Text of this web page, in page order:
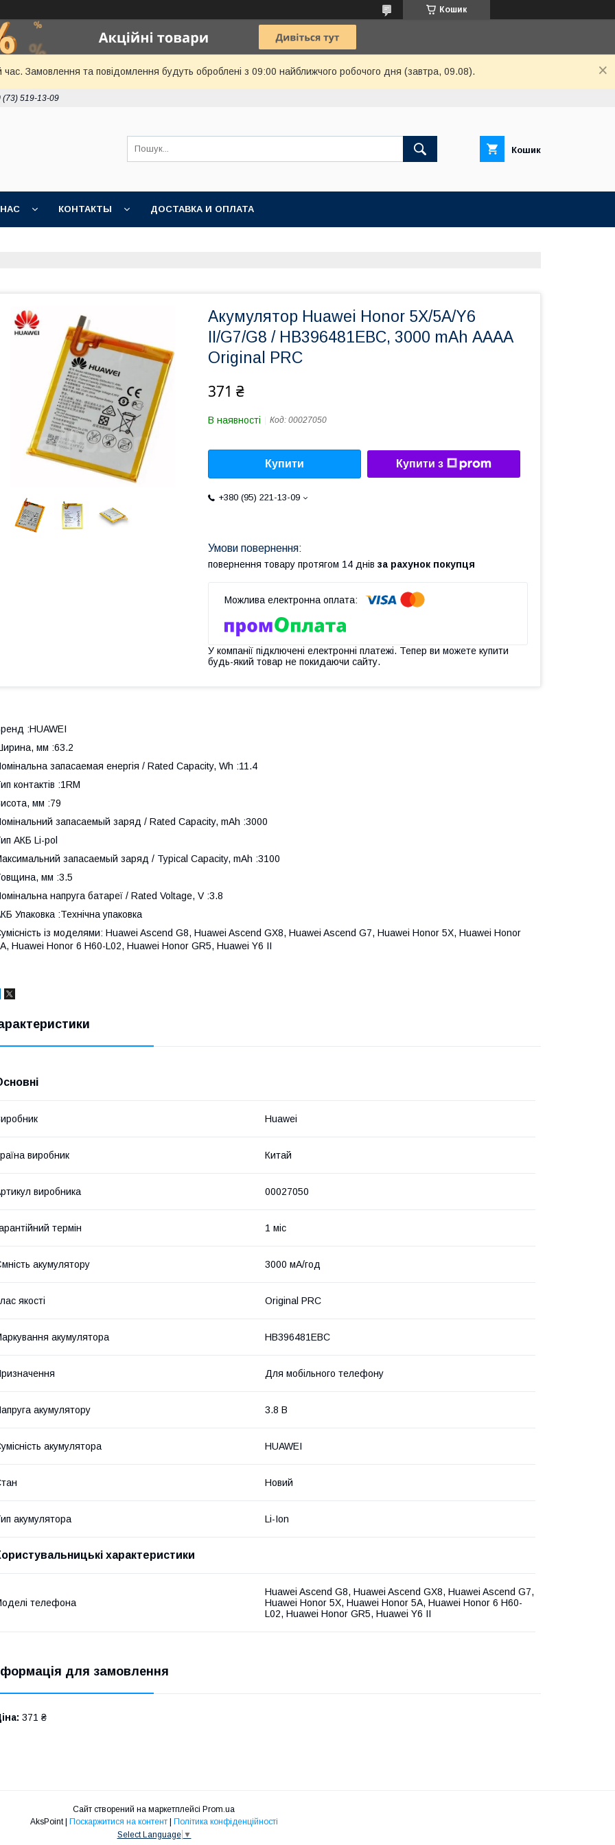
Кошик
час. Замовлення та повідомлення будуть оброблені з 09:00 найближчого робочого дня (завтра, 09.08).
(73) 519-13-09
Кошик
КОНТАКТЫ ДОСТАВКА И ОПЛАТА
Акумулятор Huawei Honor 5X/5A/Y6
II/G7/G8 / HB396481EBC, 3000 mAh АААА
Original PRC
371 ₴
В наявності Код: 00027050
Купити Купити з
+380 (95) 221-13-09
повернення товару протягом 14 днів за рахунок покупця
У компанії підключені електронні платежі. Тепер ви можете купити
будь-який товар не покидаючи сайту.
:HUAWEI
мм :63.2
запасаемая енергія / Rated Capacity, Wh :11.4
контактів :1RM
мм :79
запасаемый заряд / Rated Capacity, mAh :3000
АКБ Li-pol
запасаемый заряд / Typical Capacity, mAh :3100
мм :3.5
напруга батареї / Rated Voltage, V :3.8
Упаковка :Технічна упаковка
із моделями: Huawei Ascend G8, Huawei Ascend GX8, Huawei Ascend G7, Huawei Honor 5X, Huawei Honor
Huawei Honor 6 H60-L02, Huawei Honor GR5, Huawei Y6 II
Huawei
виробник Китай
виробника 00027050
термін 1 міс
акумулятору 3000 мА/год
якості Original PRC
акумулятора HB396481EBC
Для мобільного телефону
акумулятору 3.8 В
акумулятора HUAWEI
Новий
акумулятора Li-Ion
характеристики
телефона
Huawei Ascend G8, Huawei Ascend GX8, Huawei Ascend G7,
Huawei Honor 5X, Huawei Honor 5A, Huawei Honor 6 H60-
L02, Huawei Honor GR5, Huawei Y6 II
для замовлення
371 ₴
Сайт створений на маркетплейсі Prom.ua
AksPoint | Поскаржитися на контент | Політика конфіденційності
Select Language ▼